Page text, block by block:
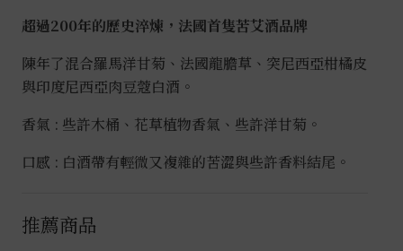
1L
數
量
超過200年的歷史淬煉，法國首隻苦艾酒品牌
陳年了混合羅馬洋甘菊、法國龍膽草、突尼西亞柑橘皮
與印度尼西亞肉豆蔻白酒。
香氣 : 些許木桶、花草植物香氣、些許洋甘菊。
口感 : 白酒帶有輕微又複雜的苦澀與些許香料結尾。
推薦商品